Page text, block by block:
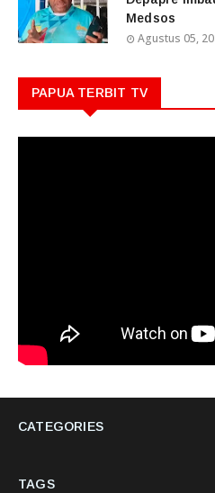
Medsos
Agustus 05,
PAPUA TERBIT TV
CATEGORIES
TAGS